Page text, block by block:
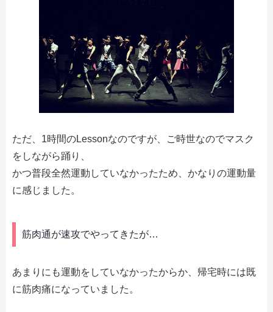
ただ、1時間のLessonなのですが、ご時世なのでマスク
をしながら踊り、
かつ普段全然運動していなかったため、かなりの運動量
に感じました。
筋肉通が速攻でやってきたが…
あまりにも運動をしていなかったからか、帰宅時には既
に筋肉痛になっていました。